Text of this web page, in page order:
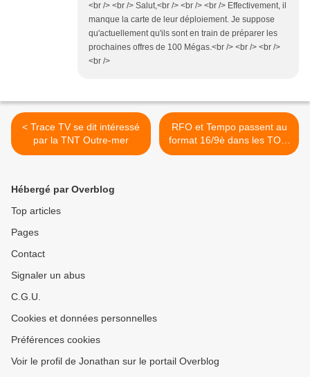
<br /> <br /> Salut,<br /> <br /> <br /> Effectivement, il
manque la carte de leur déploiement. Je suppose
qu'actuellement qu'ils sont en train de préparer les
prochaines offres de 100 Mégas.<br /> <br /> <br />
<br />
< Trace TV se dit intéressé
par la TNT Outre-mer
RFO et Tempo passent au
format 16/9è dans les TOM
>
Hébergé par Overblog
Top articles
Pages
Contact
Signaler un abus
C.G.U.
Cookies et données personnelles
Préférences cookies
Voir le profil de Jonathan sur le portail Overblog